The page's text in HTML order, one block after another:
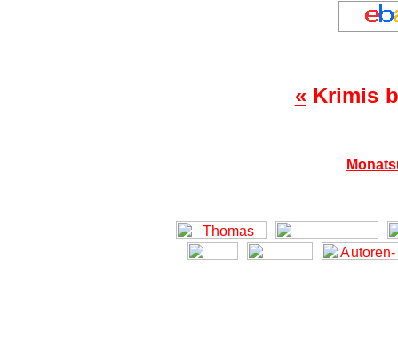
«Krimis